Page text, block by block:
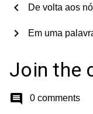
chevron_left De volta aos
Em uma
chevron_right
Join the
comment 0 comments